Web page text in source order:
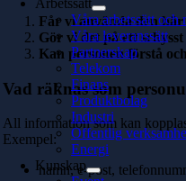
Arbetssätt
Våra arbetssätt och
Våra leveranssätt
Partnerskap
Telekom
Finans
Produktbolag
Industri
Offentlig
Energi
Kunskap
Får vi använda den här
Gör vi det på ett
Kan personen förstå
Vad räknas som
All information som kan
Exempel:
namn, e-post,